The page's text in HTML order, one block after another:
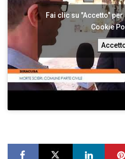
Fai clic su "Accetto"
Cookie